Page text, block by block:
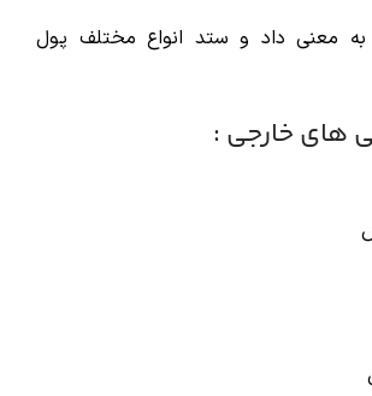
به معنی داد و ستد انواع مختلف پول
های خارجی :